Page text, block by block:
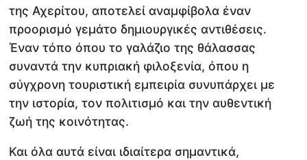
της Αχερίτου, αποτελεί αναμφίβολα έναν
προορισμό γεμάτο δημιουργικές αντιθέσεις.
Έναν τόπο όπου το γαλάζιο της θάλασσας
συναντά την κυπριακή φιλοξενία, όπου η
σύγχρονη τουριστική εμπειρία συνυπάρχει με
την ιστορία, τον πολιτισμό και την αυθεντική
ζωή της κοινότητας.
Και όλα αυτά είναι ιδιαίτερα σημαντικά,